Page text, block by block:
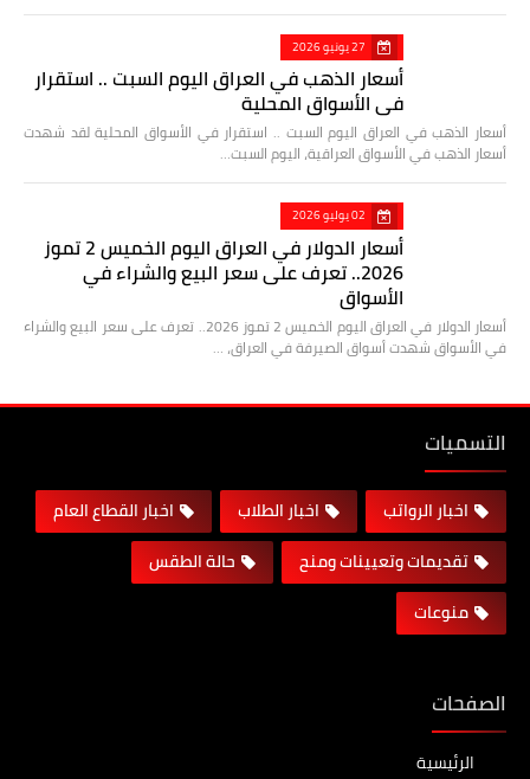
27 يونيو 2026
أسعار الذهب في العراق اليوم السبت .. استقرار
في الأسواق المحلية
أسعار الذهب في العراق اليوم السبت .. استقرار في الأسواق المحلية لقد شهدت
أسعار الذهب في الأسواق العراقية، اليوم السبت…
02 يوليو 2026
أسعار الدولار في العراق اليوم الخميس 2 تموز
2026.. تعرف على سعر البيع والشراء في
الأسواق
أسعار الدولار في العراق اليوم الخميس 2 تموز 2026.. تعرف على سعر البيع والشراء
في الأسواق شهدت أسواق الصيرفة في العراق، …
التسميات
اخبار الرواتب اخبار الطلاب
اخبار القطاع العام
تقديمات وتعيينات ومنح
حالة الطقس
منوعات
الصفحات
الرئيسية